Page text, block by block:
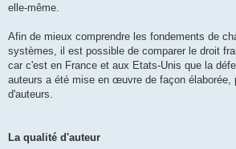
elle-même.
Afin de mieux comprendre les fondements de
systèmes, il est possible de comparer le droit
car c'est en France et aux Etats-Unis que la
auteurs a été mise en œuvre de façon élaborée,
d'auteurs.
La qualité d'auteur